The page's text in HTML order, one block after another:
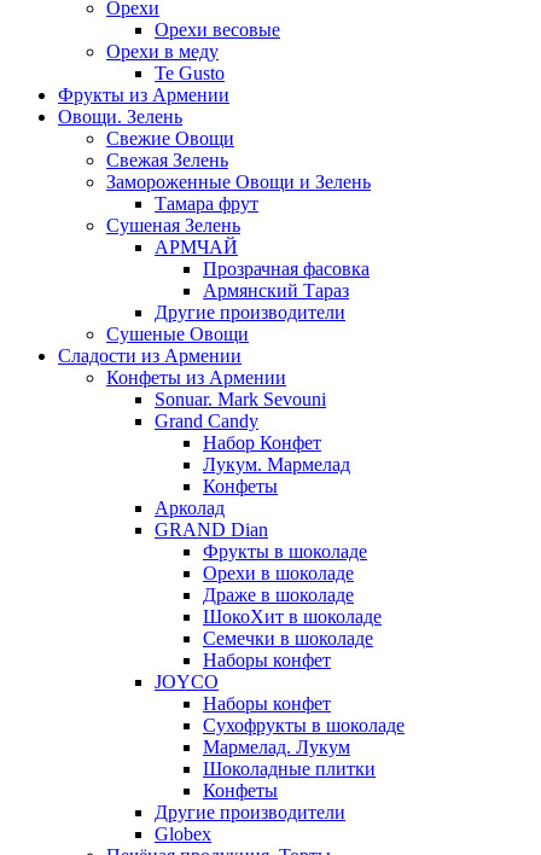
Орехи
Орехи весовые
Орехи в меду
Te Gusto
Фрукты из Армении
Овощи. Зелень
Свежие Овощи
Свежая Зелень
Замороженные Овощи и Зелень
Тамара фрут
Сушеная Зелень
АРМЧАЙ
Прозрачная фасовка
Армянский Тараз
Другие производители
Сушеные Овощи
Сладости из Армении
Конфеты из Армении
Sonuar. Mark Sevouni
Grand Candy
Набор Конфет
Лукум. Мармелад
Конфеты
Арколад
GRAND Dian
Фрукты в шоколаде
Орехи в шоколаде
Драже в шоколаде
ШокоХит в шоколаде
Семечки в шоколаде
Наборы конфет
JOYCO
Наборы конфет
Сухофрукты в шоколаде
Мармелад. Лукум
Шоколадные плитки
Конфеты
Другие производители
Globex